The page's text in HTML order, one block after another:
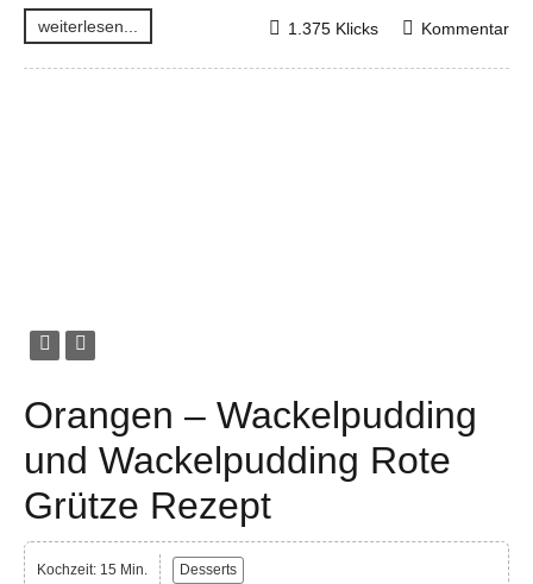
weiterlesen... Kommentar
1.375 Klicks
Orangen – Wackelpudding
und Wackelpudding Rote
Grütze Rezept
Kochzeit: 15 Min. Desserts